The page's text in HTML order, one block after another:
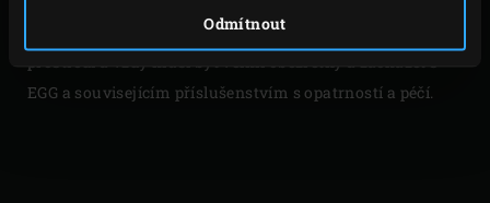
Odmítnout
za zajištění vlastní bezpečnosti a ochrany životního
EGG a souvisejícím příslušenstvím s opatrností a péčí.